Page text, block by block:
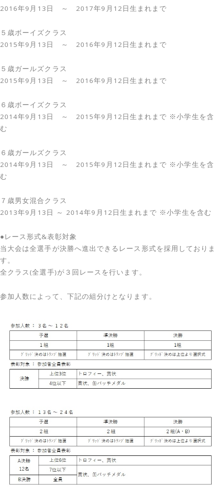
2016年9月13日 ～ 2017年9月12日生まれまで
５歳ボーイズクラス
2015年9月13日 ～ 2016年9月12日生まれまで
５歳ガールズクラス
2015年9月13日 ～ 2016年9月12日生まれまで
６歳ボーイズクラス
2014年9月13日 ～ 2015年9月12日生まれまで ※小学生を含
む
６歳ガールズクラス
2014年9月13日 ～ 2015年9月12日生まれまで ※小学生を含
む
７歳男女混合クラス
2013年9月13日 ～ 2014年9月12日生まれまで ※小学生を含む
●レース形式&表彰対象
当大会は全選手が決勝へ進出できるレース形式を採用しておりま
す。
全クラス(全選手)が３回レースを行います。
参加人数によって、下記の組分けとなります。